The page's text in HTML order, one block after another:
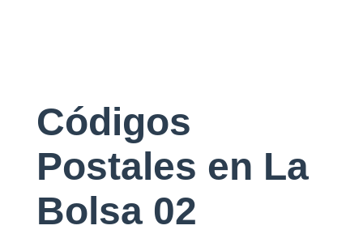
Códigos
Postales en La
Bolsa 02